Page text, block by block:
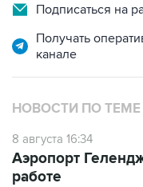
Подписаться на
Получать
канале
НОВОСТИ ПО ТЕМЕ
8 августа 16:34
Аэропорт
работе